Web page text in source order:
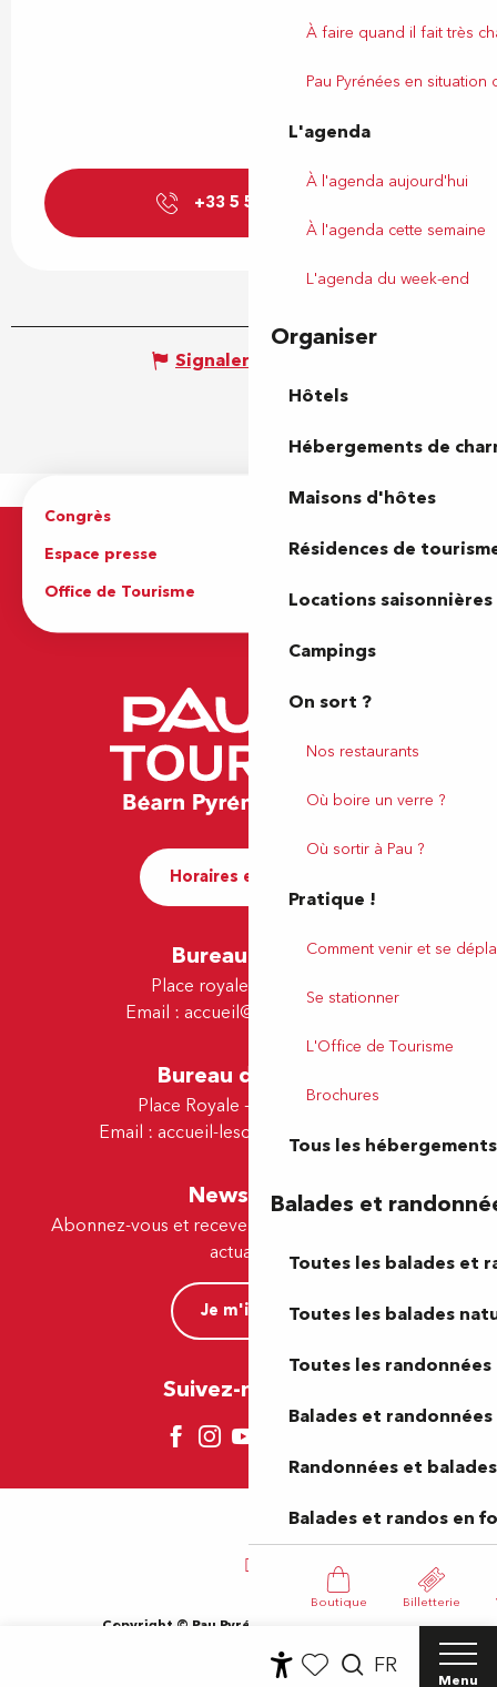
Menu
À faire quand il fait très
Pau Pyrénées en situation
L'agenda
À l'agenda aujourd'hui
À l'agenda cette semaine
L'agenda du week-end
Organiser
Hôtels
Hébergements de
Maisons d'hôtes
Résidences de
Locations saisonnières
Campings
On sort ?
Nos restaurants
Où boire un verre ?
Où sortir à Pau ?
Pratique !
Comment venir et se
Se stationner
L'Office de Tourisme
Brochures
Tous les hébergements
Balades et
Toutes les balades et
Toutes les balades
Toutes les randonnées
Balades et
Randonnées et
Balades et randos en
Boutique Billetterie
FR
+33 5 59 40 85
Signaler une erreur
Congrès
Espace presse
Brochures
Office de Tourisme
Horaires et contact
Bureau de Pau
Place royale - 64000 Pau
Email : accueil@tourismepau.fr
Bureau de Lescar
Place Royale - 64230 Lescar
Email : accueil-lescar@tourismepau.fr
Newsletter
Abonnez-vous et recevez par e-mail nos offres et
actualités.
Je m'inscris
Suivez-nous ici !
Copyright © Pau Pyrénées Tourisme 2024
Gestion des cookies
Accessibilité du site : Non-conforme